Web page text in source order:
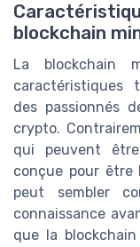
blockchain
La blockchain
caractéristiques
des passionnés
crypto.
qui peuvent
conçue pour être
peut sembler
connaissance
que la